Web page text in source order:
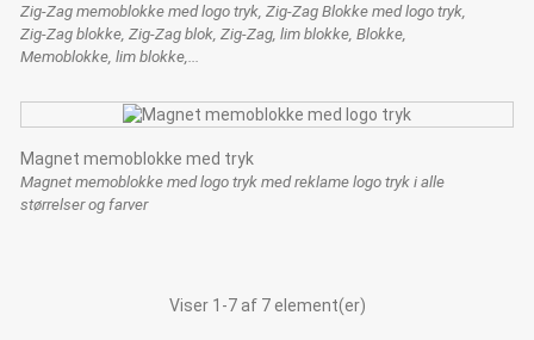
Zig-Zag memoblokke med logo tryk, Zig-Zag Blokke med logo tryk,
Zig-Zag blokke, Zig-Zag blok, Zig-Zag, lim blokke, Blokke,
Memoblokke, lim blokke,...
Magnet memoblokke med tryk
Magnet memoblokke med logo tryk med reklame logo tryk i alle
størrelser og farver
Viser 1-7 af 7 element(er)